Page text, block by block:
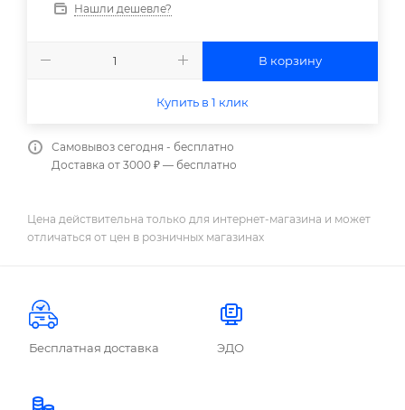
Нашли дешевле?
В корзину
Купить в 1 клик
Самовывоз сегодня - бесплатно
Доставка от 3000 ₽ — бесплатно
Цена действительна только для интернет-магазина и может
отличаться от цен в розничных магазинах
Бесплатная доставка ЭДО